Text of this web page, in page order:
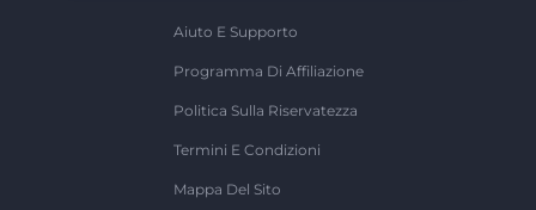
Aiuto E Supporto
Programma Di Affiliazione
Politica Sulla Riservatezza
Termini E Condizioni
Mappa Del Sito